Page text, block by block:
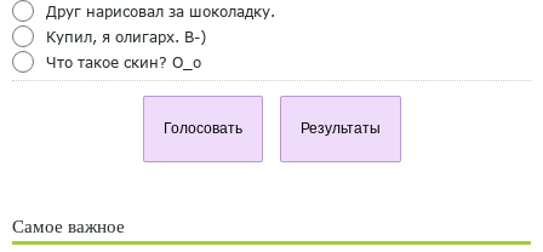
Друг нарисовал за шоколадку.
Купил, я олигарх. B-)
Что такое скин? O_o
Голосовать Результаты
Самое важное